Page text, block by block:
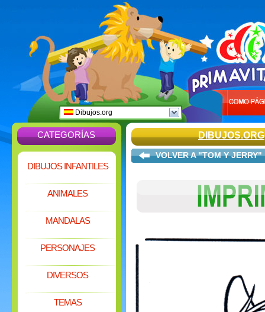
Dibujos.org
CATEGORÍAS
DIBUJOS INFANTILES
ANIMALES
MANDALAS
PERSONAJES
DIVERSOS
TEMAS
DIBUJOS.ORG
VOLVER A "TOM Y JERRY"